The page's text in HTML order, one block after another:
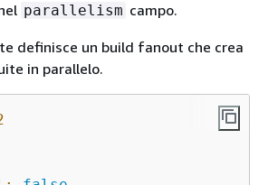
parallelism campo.
definisce un build fanout che crea
in parallelo.